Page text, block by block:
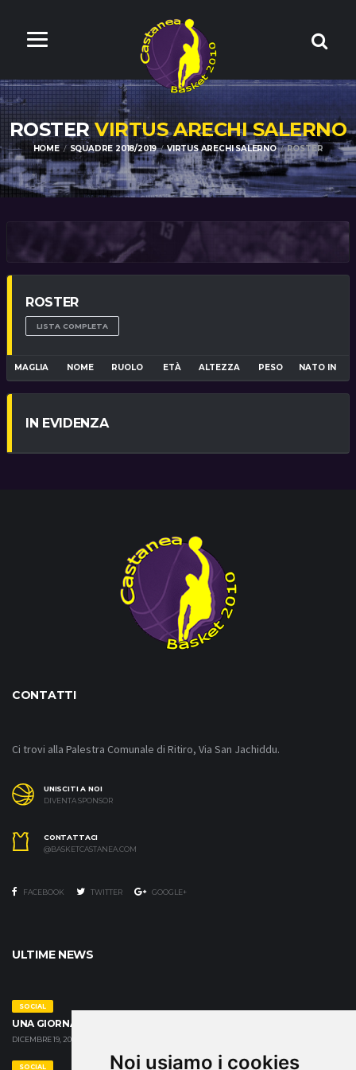
Noi usiamo i cookies
ROSTERVIRTUS ARECHI SALERNO
HOME SQUADRE 2018/2019 VIRTUS ARECHI SALERNO ROSTER
ROSTER
LISTA COMPLETA
MAGLIA NOME RUOLO ETÀ ALTEZZA PESO NATO IN
IN EVIDENZA
CONTATTI
Ci trovi alla Palestra Comunale di Ritiro, Via San Jachiddu.
UNISCITI A NOI
DIVENTA SPONSOR
CONTATTACI
@BASKETCASTANEA.COM
FACEBOOK TWITTER GOOGLE+
ULTIME NEWS
SOCIAL
UNA GIORNATA SPECIALE ALLA CASA FAMIGLIA CRISTO RE
DICEMBRE 19, 2024
SOCIAL